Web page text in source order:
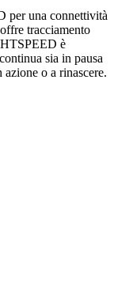
per una connettività
tracciamento
è
sia in pausa
o a rinascere.